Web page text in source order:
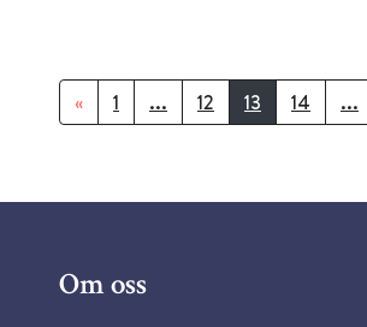
« 1 ... 12 13 14 ...
Om oss